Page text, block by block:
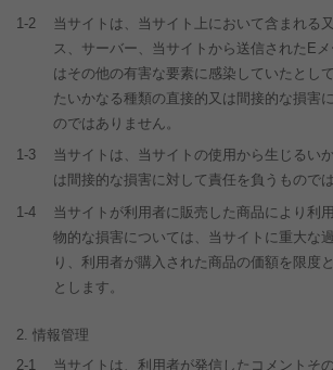
1-2
当サイトは、当サイト上において含まれる
ス、サーバー、当サイトから送信されたE
はその他の有害な要素に感染していたとし
たいかなる種類の直接的又は間接的な損害
のではありません。
1-3
当サイトは、当サイトの使用から生じるい
は間接的な損害に対して責任を負うもので
1-4
当サイトが利用者に販売した商品により利
物的な損害については、当サイトに重大な
り、利用者が購入された商品の価額を限度
とします。
情報管理
2-1
当サイトは、利用者が発信したコメントそ